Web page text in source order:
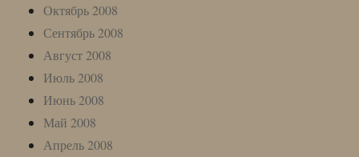
Октябрь 2008
Сентябрь 2008
Август 2008
Июль 2008
Июнь 2008
Май 2008
Апрель 2008